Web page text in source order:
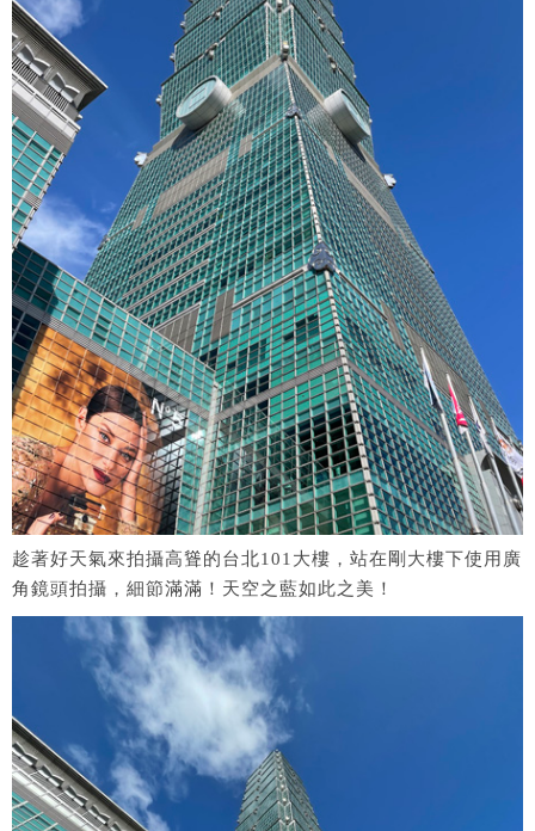
趁著好天氣來拍攝高聳的台北101大樓，站在剛大樓下使用廣
角鏡頭拍攝，細節滿滿！天空之藍如此之美！